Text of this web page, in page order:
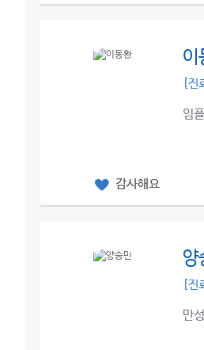
이
[진
임
감사해요
양
[진
만